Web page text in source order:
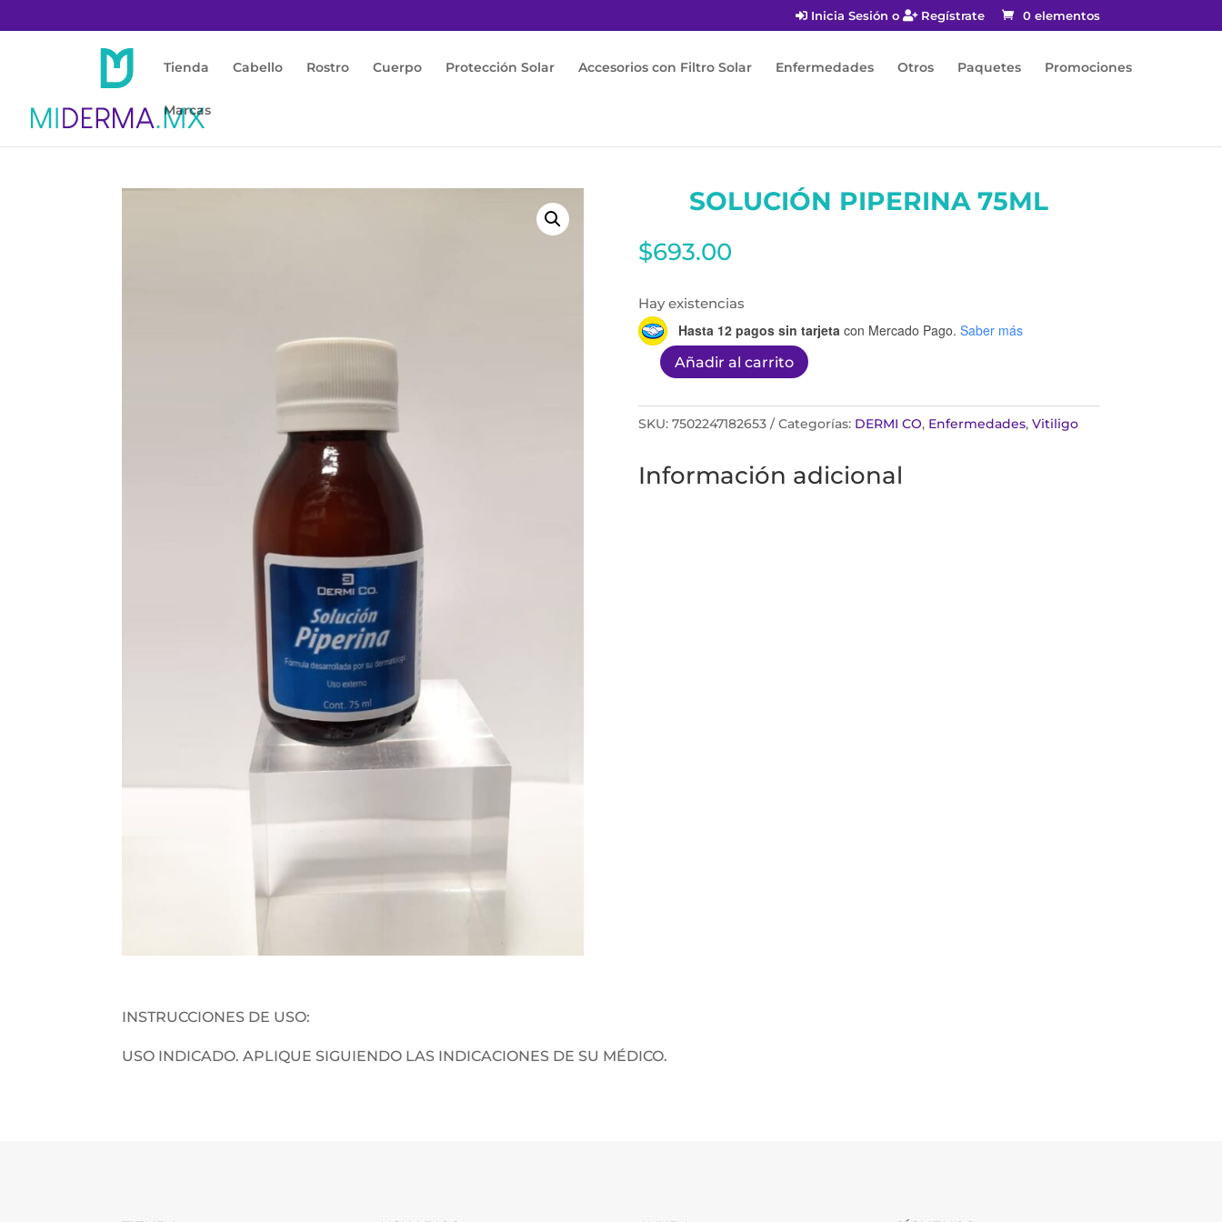
Inicia Sesión o Regístrate 0 elementos
Tienda Cabello Rostro Cuerpo Protección Solar Accesorios con Filtro Solar Enfermedades Otros Paquetes Promociones
Marcas
SOLUCIÓN PIPERINA 75ML
$693.00
Hay existencias
Hasta 12 pagos sin tarjetacon Mercado Pago. Saber más
SOLUCIÓN
75ML
Añadir al carrito
SKU: 7502247182653 Categorías: DERMI CO, Enfermedades, Vitiligo
Información adicional
INSTRUCCIONES DE USO:
USO INDICADO. APLIQUE SIGUIENDO LAS INDICACIONES DE SU MÉDICO.